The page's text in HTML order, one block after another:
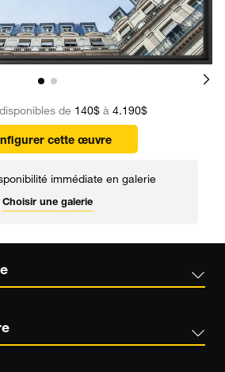
de 140$à 4.190$
cette œuvre
immédiate en galerie
Choisir une galerie